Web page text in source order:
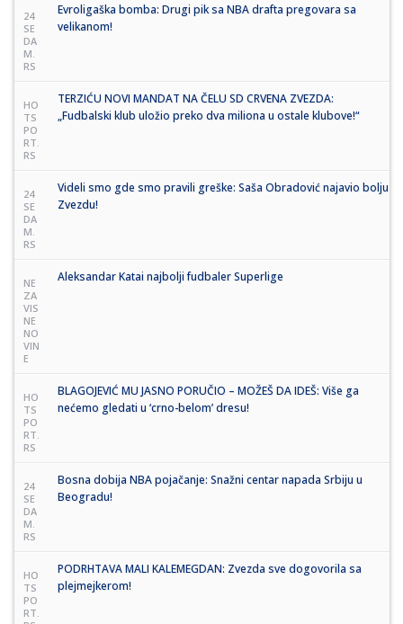
24
SE
DA
M.
RS
Evroligaška bomba: Drugi pik sa NBA drafta pregovara sa
velikanom!
HO
TS
PO
RT.
RS
TERZIĆU NOVI MANDAT NA ČELU SD CRVENA ZVEZDA:
„Fudbalski klub uložio preko dva miliona u ostale klubove!“
24
SE
DA
M.
RS
Videli smo gde smo pravili greške: Saša Obradović najavio bolju
Zvezdu!
NE
ZA
VIS
NE
NO
VIN
E
Aleksandar Katai najbolji fudbaler Superlige
HO
TS
PO
RT.
RS
BLAGOJEVIĆ MU JASNO PORUČIO – MOŽEŠ DA IDEŠ: Više ga
nećemo gledati u ‘crno-belom’ dresu!
24
SE
DA
M.
RS
Bosna dobija NBA pojačanje: Snažni centar napada Srbiju u
Beogradu!
HO
TS
PO
RT.
PODRHTAVA MALI KALEMEGDAN: Zvezda sve dogovorila sa
plejmejkerom!